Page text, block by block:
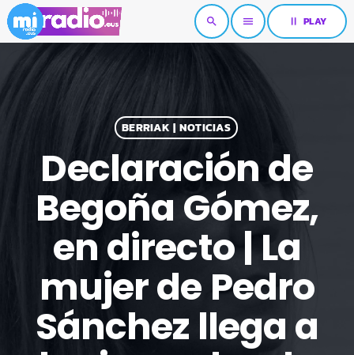
search menu pause PLAY
BERRIAK | NOTICIAS
Declaración de
Begoña Gómez,
en directo | La
mujer de Pedro
Sánchez llega a